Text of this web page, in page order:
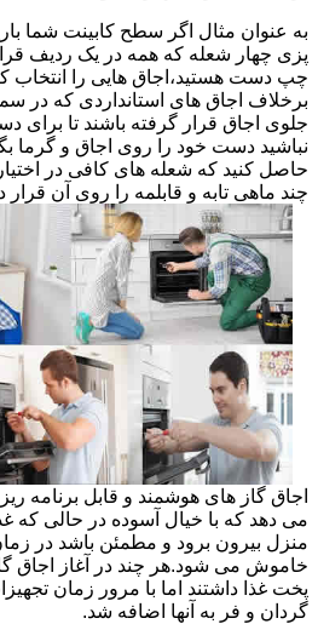
به عنوان مثال اگر سطح کابینت شما
پزی چهار شعله که همه در یک ردیف قرار
چپ دست هستید،اجاق هایی را انتخاب
برخلاف اجاق های استانداردی که در
جلوی اجاق قرار گرفته باشند تا برای
نباشید دست خود را روی اجاق و گرما
حاصل کنید که شعله های کافی در اختیار
چند ماهی تابه و قابلمه را روی آن قرار
اجاق گاز های هوشمند و قابل برنامه
می دهد که با خیال آسوده در حالی که
منزل بیرون برود و مطمئن باشد در
خاموش می شود.هر چند در آغاز اجاق
پخت غذا داشتند اما با مرور زمان
گردان و فر به آنها اضافه شد.